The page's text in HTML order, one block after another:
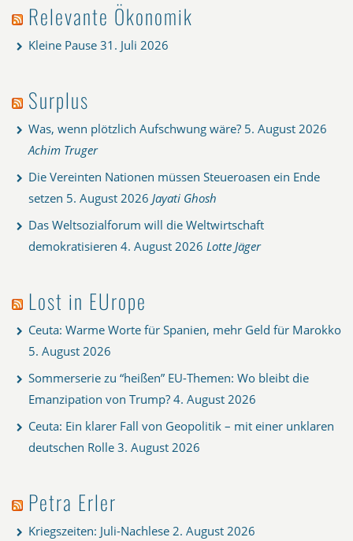
Relevante Ökonomik
Kleine Pause 31. Juli 2026
Surplus
Was, wenn plötzlich Aufschwung wäre? 5. August 2026
Achim Truger
Die Vereinten Nationen müssen Steueroasen ein Ende
setzen 5. August 2026 Jayati Ghosh
Das Weltsozialforum will die Weltwirtschaft
demokratisieren 4. August 2026 Lotte Jäger
Lost in EUrope
Ceuta: Warme Worte für Spanien, mehr Geld für Marokko
5. August 2026
Sommerserie zu “heißen” EU-Themen: Wo bleibt die
Emanzipation von Trump? 4. August 2026
Ceuta: Ein klarer Fall von Geopolitik – mit einer unklaren
deutschen Rolle 3. August 2026
Petra Erler
Kriegszeiten: Juli-Nachlese 2. August 2026